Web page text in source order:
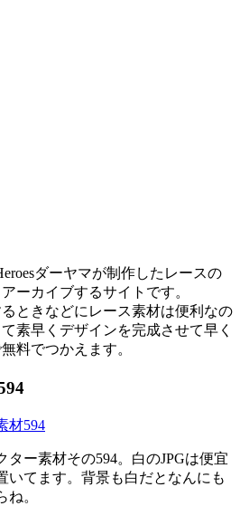
ダーヤマが制作したレースの
ーカイブするサイトです。
ときなどにレース素材は便利なの
素早くデザインを完成させて早く
料でつかえます。
ター素材その594。白のJPGは便宜
いてます。背景も白だとなんにも
ね。